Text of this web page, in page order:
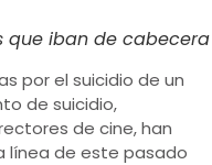
que iban de
por el suicidio de un
de suicidio,
de cine, han
línea de este pasado